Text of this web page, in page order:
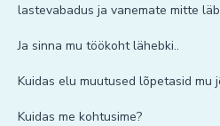
lastevabadus ja vanemate mitte
Ja sinna mu töökoht lähebki..
Kuidas elu muutused lõpetasid mu
Kuidas me kohtusime?